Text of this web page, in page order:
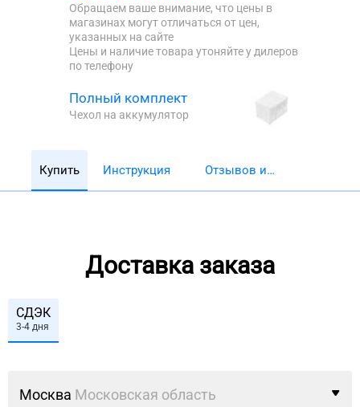
Обращаем ваше внимание, что цены в
магазинах могут отличаться от цен,
указанных на сайте
Цены и наличие товара утоняйте у дилеров
по телефону
Полный комплект
Чехол на аккумулятор
Купить Инструкция
Отзывов и
Доставка заказа
СДЭК
3-4 дня
Москва Московская область